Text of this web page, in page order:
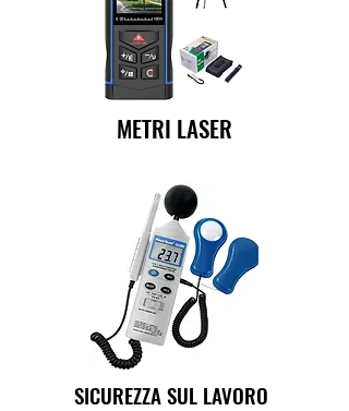
METRI LASER
SICUREZZA SUL LAVORO